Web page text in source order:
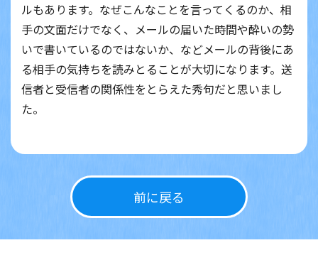
ルもあります。なぜこんなことを言ってくるのか、相
手の文面だけでなく、メールの届いた時間や酔いの勢
いで書いているのではないか、などメールの背後にあ
る相手の気持ちを読みとることが大切になります。送
信者と受信者の関係性をとらえた秀句だと思いまし
た。
前に戻る